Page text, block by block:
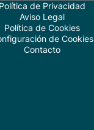
Política de Privacidad
Aviso Legal
Política de Cookies
de Cookies
Contacto